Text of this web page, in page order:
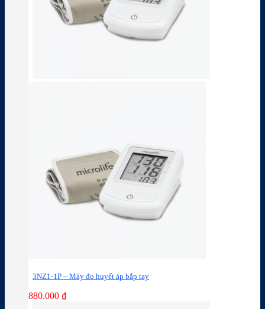
3NZ1-1P – Máy đo huyết áp bắp tay
880.000 ₫